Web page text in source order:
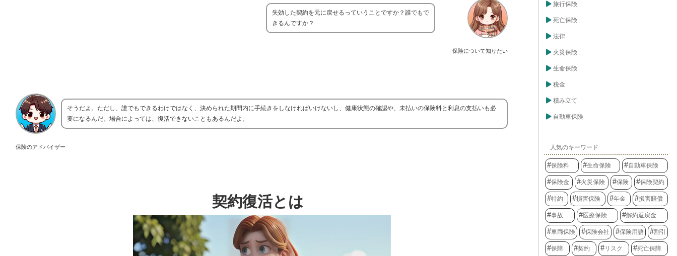
保険について知りたい
失効した契約を元に戻せるっていうことですか？誰でもで
きるんですか？
保険のアドバイザー
そうだよ。ただし、誰でもできるわけではなく、決められた期間内に手続きをしなければいけないし、健康状態の確認や、未払いの保険料と利息の支払いも必
要になるんだ。場合によっては、復活できないこともあるんだよ。
契約復活とは
旅行保険
死亡保険
法律
火災保険
生命保険
税金
積み立て
自動車保険
人気のキーワード
保険料 生命保険 自動車保険
保険金 火災保険 保険 保険契約
特約 損害保険 年金 損害賠償
事故 医療保険 解約返戻金
車両保険 保険会社 保険用語 割引
保障 契約 リスク 死亡保障